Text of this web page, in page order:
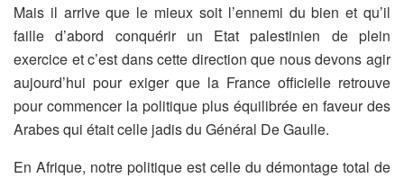
Mais il arrive que le mieux soit l’ennemi du bien et qu’il
faille d’abord conquérir un Etat palestinien de plein
exercice et c’est dans cette direction que nous devons agir
aujourd’hui pour exiger que la France officielle retrouve
pour commencer la politique plus équilibrée en faveur des
Arabes qui était celle jadis du Général De Gaulle.
En Afrique, notre politique est celle du démontage total de